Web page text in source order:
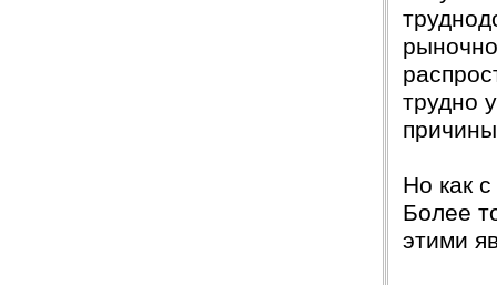
трудно
Но как
Более
этими